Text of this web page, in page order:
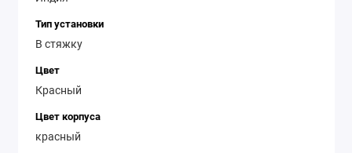
Тип установки
В стяжку
Цвет
Красный
Цвет корпуса
красный